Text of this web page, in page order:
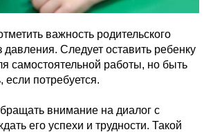
важность родительского
давления. Следует оставить ребенку
самостоятельной работы, но быть
если потребуется.
внимание на диалог с
его успехи и трудности. Такой